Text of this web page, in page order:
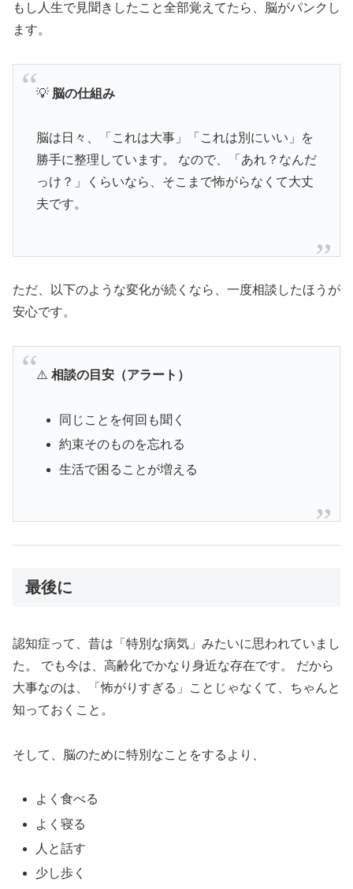
もし人生で見聞きしたこと全部覚えてたら、脳がパンクし
ます。
💡 脳の仕組み
脳は日々、「これは大事」「これは別にいい」を
勝手に整理しています。 なので、「あれ？なんだ
っけ？」くらいなら、そこまで怖がらなくて大丈
夫です。
ただ、以下のような変化が続くなら、一度相談したほうが
安心です。
⚠️ 相談の目安（アラート）
同じことを何回も聞く
約束そのものを忘れる
生活で困ることが増える
最後に
認知症って、昔は「特別な病気」みたいに思われていまし
た。 でも今は、高齢化でかなり身近な存在です。 だから
大事なのは、「怖がりすぎる」ことじゃなくて、ちゃんと
知っておくこと。
そして、脳のために特別なことをするより、
よく食べる
よく寝る
人と話す
少し歩く